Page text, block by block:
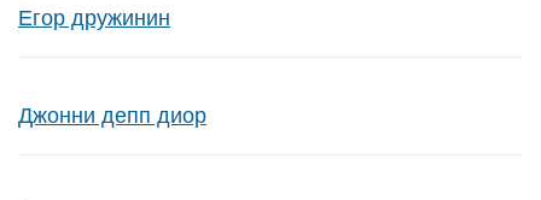
Егор дружинин
Джонни депп диор